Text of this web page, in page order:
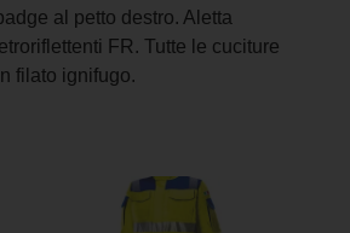
al petto destro. Aletta
FR. Tutte le cuciture
filato ignifugo.